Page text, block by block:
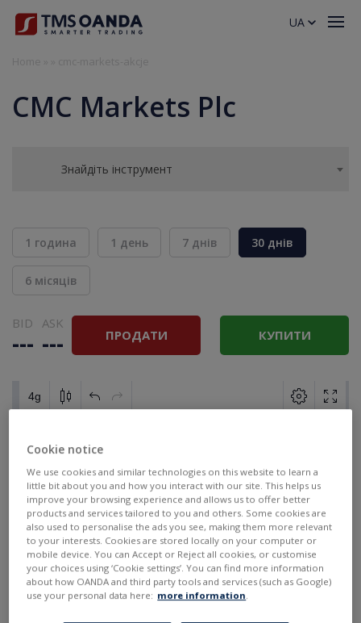
CMC Markets Plc
Знайдіть інструмент
1 година 1 день 7 днів 30 днів
6 місяців
BID
---
ASK
--- ПРОДАТИ КУПИТИ
UA
Cookie notice
We use cookies and similar technologies on this website to learn a
little bit about you and how you interact with our site. This helps us
improve your browsing experience and allows us to offer better
products and services tailored to you and others. Some cookies are
also used to personalise the ads you see, making them more relevant
to your interests. Cookies are stored locally on your computer or
mobile device. You can Accept or Reject all cookies, or customise
your choices using ‘Cookie settings’. You can find more information
about how OANDA and third party tools and services (such as Google)
use your personal data here: more information.